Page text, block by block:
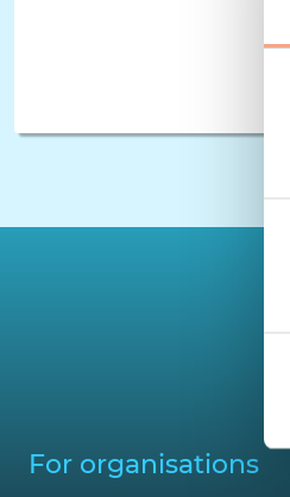
For organisations